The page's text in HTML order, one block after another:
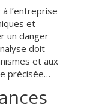
l’entreprise
et
un danger
doit
et aux
précisée…